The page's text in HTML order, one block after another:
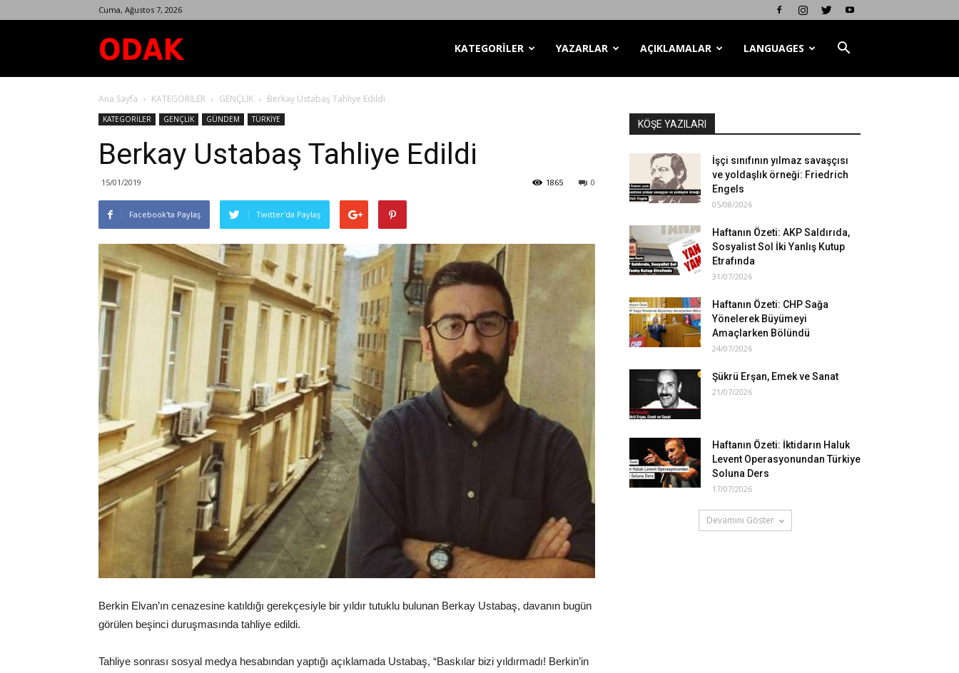
Cuma, Ağustos 7, 2026
Dergisi
KATEGORİLER YAZARLAR AÇIKLAMALAR LANGUAGES
Ana Sayfa KATEGORİLER GENÇLİK Berkay Ustabaş Tahliye Edildi
KATEGORİLER GENÇLİK GÜNDEM TÜRKİYE
Berkay Ustabaş Tahliye Edildi
15/01/2019 0
1865
Facebook'ta Paylaş Twitter'da Paylaş
Berkin Elvan’ın cenazesine katıldığı gerekçesiyle bir yıldır tutuklu bulunan Berkay Ustabaş, davanın bugün
görülen beşinci duruşmasında tahliye edildi.
Tahliye sonrası sosyal medya hesabından yaptığı açıklamada Ustabaş, “Baskılar bizi yıldırmadı! Berkin’in
KÖŞE YAZILARI
İşçi sınıfının yılmaz savaşçısı
ve yoldaşlık örneği: Friedrich
Engels
05/08/2026
Haftanın Özeti: AKP Saldırıda,
Sosyalist Sol İki Yanlış Kutup
Etrafında
31/07/2026
Haftanın Özeti: CHP Sağa
Yönelerek Büyümeyi
Amaçlarken Bölündü
24/07/2026
Şükrü Erşan, Emek ve Sanat
21/07/2026
Haftanın Özeti: İktidarın Haluk
Levent Operasyonundan Türkiye
Soluna Ders
17/07/2026
Devamını Göster